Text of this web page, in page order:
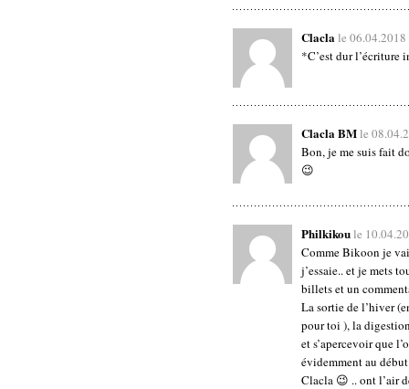
Claclale
*C’est dur l’écriture
Clacla BMle
Bon, je me suis fait
😉
Philkikoule
Comme Bikoon je
j’essaie.. et je mets
billets et un
La sortie de l’hiver
pour toi ), la
et s’apercevoir que
évidemment au
Clacla 😉 .. ont l’air